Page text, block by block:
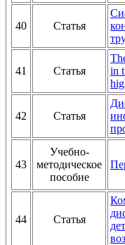
40 Статья
41 Статья
in
42 Статья
43
Учебно-
методическое
пособие
44 Статья